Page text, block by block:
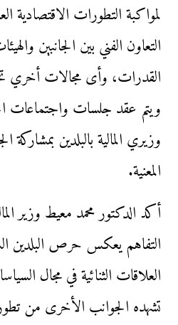
لمواكبة التطورات الاقتصادية
التعاون الفني بين الجانبين
القدرات، وأى مجالات أخري
ويتم عقد جلسات واجتماعات
وزيري المالية بالبلدين
المعنية.
أكد الدكتور محمد معيط وزير
التفاهم يعكس حرص البلدين
العلاقات الثنائية في مجال
تشهده الجوانب الأخرى من